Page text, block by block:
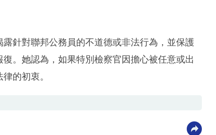
針對聯邦公務員的不道德或非法行為，並保護
。她認為，如果特別檢察官因擔心被任意或出
的初衷。